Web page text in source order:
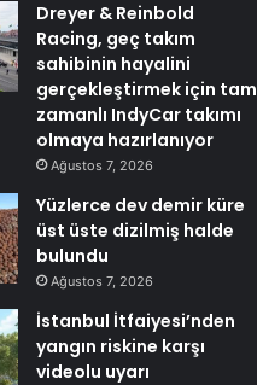
Dreyer & Reinbold
Racing, geç takım
sahibinin hayalini
gerçekleştirmek için tam
zamanlı IndyCar takımı
olmaya hazırlanıyor
Ağustos 7, 2026
Yüzlerce dev demir küre
üst üste dizilmiş halde
bulundu
Ağustos 7, 2026
İstanbul İtfaiyesi’nden
yangın riskine karşı
videolu uyarı